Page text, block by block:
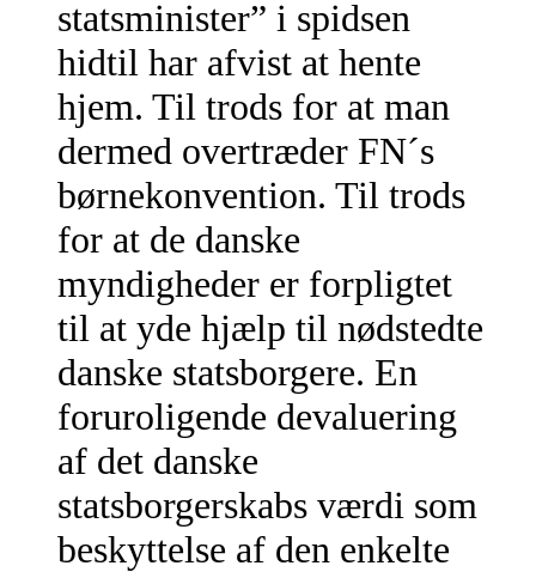
statsminister” i spidsen
hidtil har afvist at hente
hjem. Til trods for at man
dermed overtræder FN´s
børnekonvention. Til trods
for at de danske
myndigheder er forpligtet
til at yde hjælp til nødstedte
danske statsborgere. En
foruroligende devaluering
af det danske
statsborgerskabs værdi som
beskyttelse af den enkelte